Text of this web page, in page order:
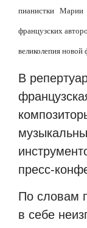
пианистки Марии
французских
великолепия новой
В
пресс-
По словам
в себе